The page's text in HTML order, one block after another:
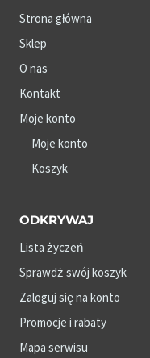
Strona główna
Sklep
O nas
Kontakt
Moje konto
Moje konto
Koszyk
ODKRYWAJ
Lista życzeń
Sprawdź swój koszyk
Zaloguj się na konto
Promocje i rabaty
Mapa serwisu